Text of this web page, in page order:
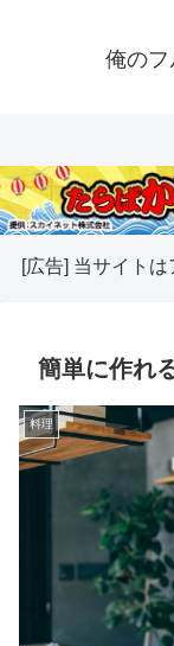
俺の
[広告] 当サイト
簡単に作れ
料理